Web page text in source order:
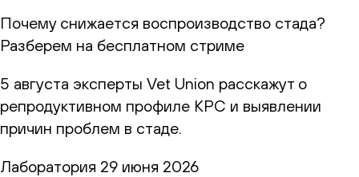
Почему снижается воспроизводство стада?
Разберем на бесплатном стриме
5 августа эксперты Vet Union расскажут о
репродуктивном профиле КРС и выявлении
причин проблем в стаде.
Лаборатория 29 июня 2026